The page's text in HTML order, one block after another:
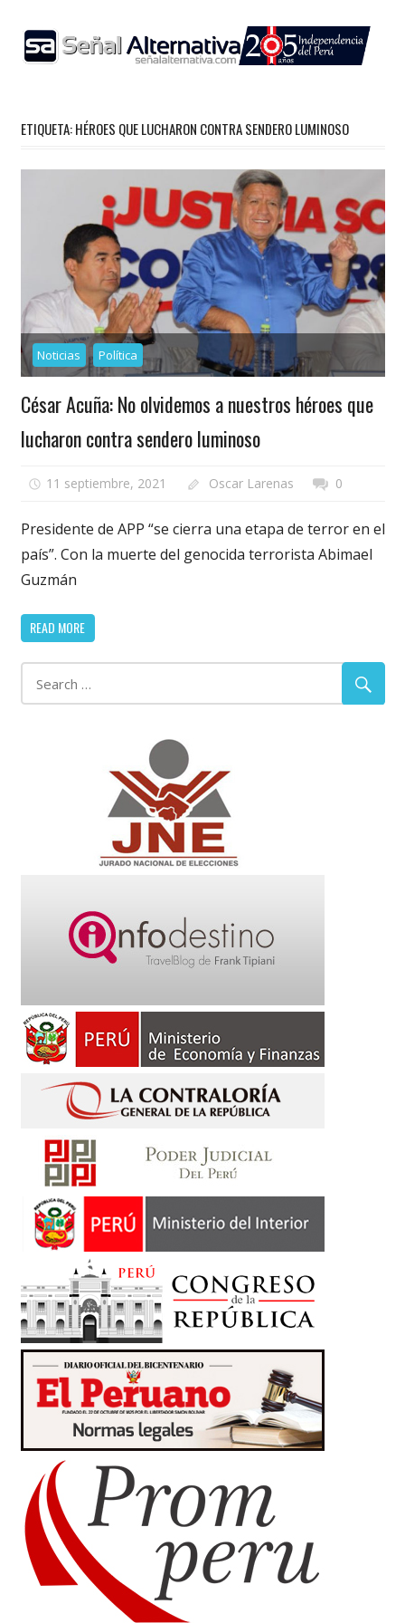
content
ETIQUETA:HÉROES QUE LUCHARON CONTRA SENDERO LUMINOSO
Noticias Política
César Acuña: No olvidemos a nuestros héroes que
lucharon contra sendero luminoso
11 septiembre, 2021 Oscar Larenas 0
Presidente de APP “se cierra una etapa de terror en el
país”. Con la muerte del genocida terrorista Abimael
Guzmán
READ MORE